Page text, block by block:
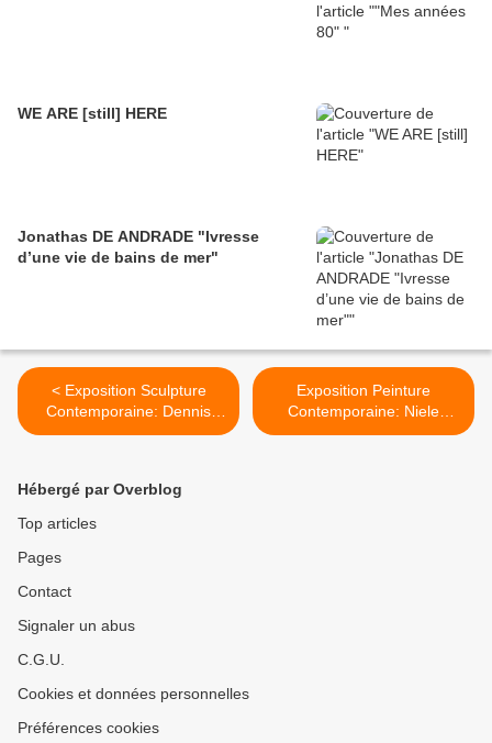
WE ARE [still] HERE
Jonathas DE ANDRADE "Ivresse
d’une vie de bains de mer"
< Exposition Sculpture
Contemporaine: Dennis
OPPENHEIM
Exposition Peinture
Contemporaine: Niele
TORONI "Un tout de
Hébergé par Overblog
Top articles
Pages
Contact
Signaler un abus
C.G.U.
Cookies et données personnelles
Préférences cookies